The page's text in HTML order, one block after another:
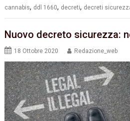
cannabis, ddl 1660, decreti, decreti
Nuovo decreto sicurezza:
18 Ottobre 2020 Redazione_web